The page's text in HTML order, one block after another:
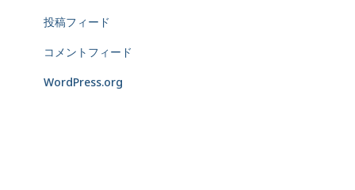
投稿フィード
コメントフィード
WordPress.org